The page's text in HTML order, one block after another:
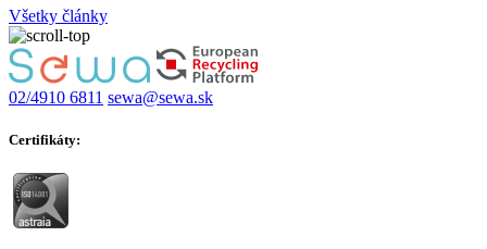
Všetky články
02/4910 6811 sewa@sewa.sk
Certifikáty: